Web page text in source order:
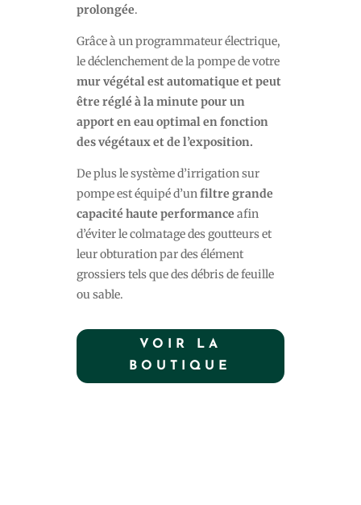
prolongée.
Grâce à un programmateur électrique,
le déclenchement de la pompe de votre
mur végétal est automatique et peut
être réglé à la minute pour un
apport en eau optimal en fonction
des végétaux et de l’exposition.
De plus le système d’irrigation sur
pompe est équipé d’un filtre grande
capacité haute performance afin
d’éviter le colmatage des goutteurs et
leur obturation par des élément
grossiers tels que des débris de feuille
ou sable.
VOIR LA
BOUTIQUE